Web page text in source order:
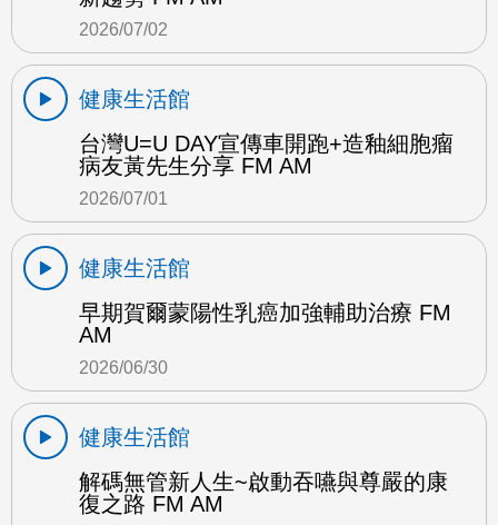
2026/07/02
健康生活館
台灣U=U DAY宣傳車開跑+造釉細胞瘤
病友黃先生分享 FM AM
2026/07/01
健康生活館
早期賀爾蒙陽性乳癌加強輔助治療 FM
AM
2026/06/30
健康生活館
解碼無管新人生~啟動吞嚥與尊嚴的康
復之路 FM AM